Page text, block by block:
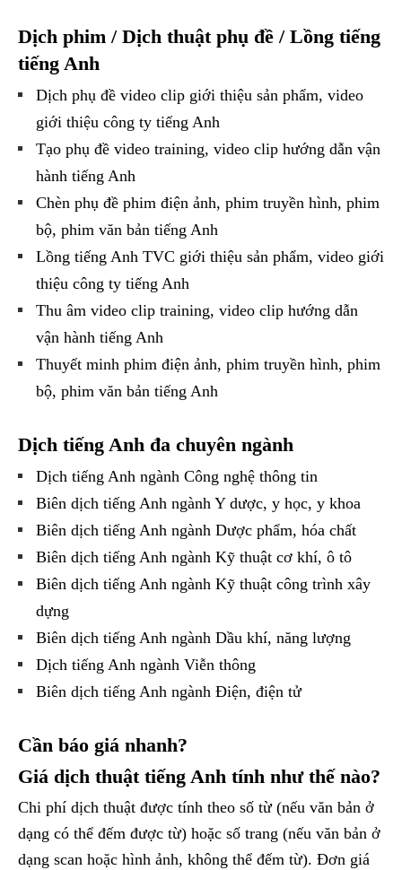
Dịch phim / Dịch thuật phụ đề / Lồng tiếng
tiếng Anh
Dịch phụ đề video clip giới thiệu sản phẩm, video
giới thiệu công ty tiếng Anh
Tạo phụ đề video training, video clip hướng dẫn vận
hành tiếng Anh
Chèn phụ đề phim điện ảnh, phim truyền hình, phim
bộ, phim văn bản tiếng Anh
Lồng tiếng Anh TVC giới thiệu sản phẩm, video giới
thiệu công ty tiếng Anh
Thu âm video clip training, video clip hướng dẫn
vận hành tiếng Anh
Thuyết minh phim điện ảnh, phim truyền hình, phim
bộ, phim văn bản tiếng Anh
Dịch tiếng Anh đa chuyên ngành
Dịch tiếng Anh ngành Công nghệ thông tin
Biên dịch tiếng Anh ngành Y dược, y học, y khoa
Biên dịch tiếng Anh ngành Dược phẩm, hóa chất
Biên dịch tiếng Anh ngành Kỹ thuật cơ khí, ô tô
Biên dịch tiếng Anh ngành Kỹ thuật công trình xây
dựng
Biên dịch tiếng Anh ngành Dầu khí, năng lượng
Dịch tiếng Anh ngành Viễn thông
Biên dịch tiếng Anh ngành Điện, điện tử
Cần báo giá nhanh?
Giá dịch thuật tiếng Anh tính như thế nào?
Chi phí dịch thuật được tính theo số từ (nếu văn bản ở
dạng có thể đếm được từ) hoặc số trang (nếu văn bản ở
dạng scan hoặc hình ảnh, không thể đếm từ). Đơn giá